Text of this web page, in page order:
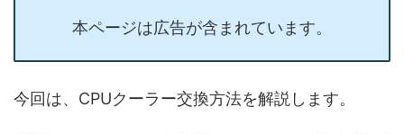
本ページは広告が含まれています。
今回は、CPUクーラー交換方法を解説します。